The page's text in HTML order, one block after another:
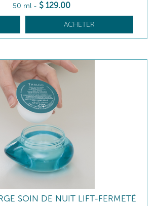
50 ml - $ 129.00
ACHETER
SOIN DE NUIT LIFT-FERMETÉ